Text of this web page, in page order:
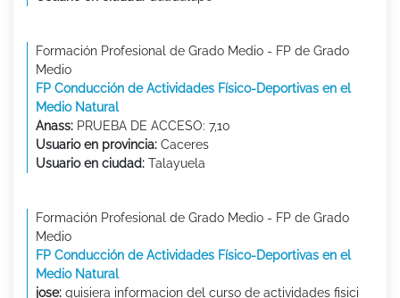
Formación Profesional de Grado Medio - FP de Grado
Medio
FP Conducción de Actividades Físico-Deportivas en el
Medio Natural
Anass: PRUEBA DE ACCESO: 7,10
Usuario en provincia: Caceres
Usuario en ciudad: Talayuela
Formación Profesional de Grado Medio - FP de Grado
Medio
FP Conducción de Actividades Físico-Deportivas en el
Medio Natural
jose: quisiera informacion del curso de actividades fisici